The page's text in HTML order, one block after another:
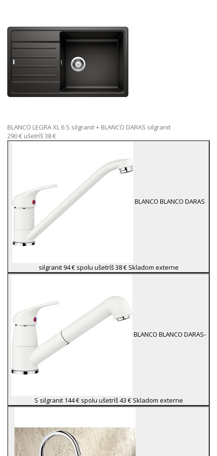
BLANCO LEGRA XL 6 S silgranit+ BLANCO DARAS silgranit
290 € ušetríš 38 €
BLANCO BLANCO DARAS
silgranit94 € spolu ušetríš 38 € Skladom externe
BLANCO BLANCO DARAS-
S silgranit 144 € spolu ušetríš 43 € Skladom externe